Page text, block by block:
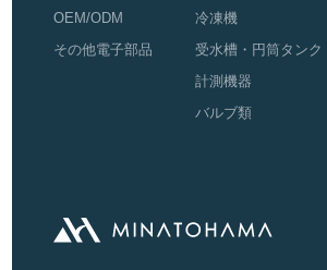
OEM/ODM
その他電子部品
冷凍機
受水槽・円筒タンク
計測機器
バルブ類